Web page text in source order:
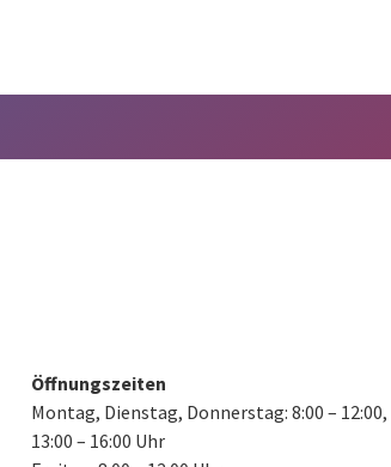
Öffnungszeiten
Montag, Dienstag, Donnerstag: 8:00 – 12:00,
13:00 – 16:00 Uhr